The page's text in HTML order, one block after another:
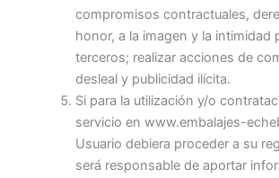
compromisos contractuales,
honor, a la imagen y la intimidad
terceros; realizar acciones de
desleal y publicidad ilícita.
Si para la utilización y/o
servicio en www.embalajes-
Usuario debiera proceder a su
será responsable de aportar